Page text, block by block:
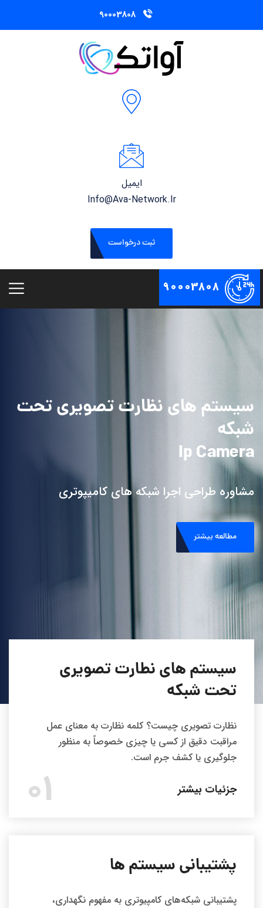
90003808
ایمیل
Info@ava-Network.ir
ثبت درخواست
90003808
سیستم های نظارت تصویری تحت
شبکه
Ip Camera
مشاوره طراحی اجرا شبکه های کامیپوتری
مطالعه بیشتر
01
سیستم های نطارت تصویری
تحت شبکه
نظارت تصویری چیست؟ کلمه نظارت به معنای عمل
مراقبت دقیق از کسی یا چیزی خصوصاً به منظور
جلوگیری یا کشف جرم است.
جزئیات بیشتر
پشتیبانی سیستم ها
پشتیبانی شبکه‌های کامپیوتری به مفهوم نگهداری،